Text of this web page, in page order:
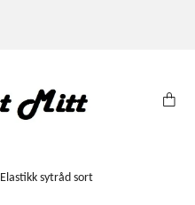
Elastikk sytråd sort